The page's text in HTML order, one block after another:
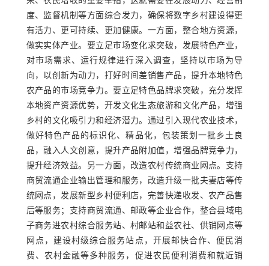
度、监督机制等方面综合发力，确保将数字乡村建设得更
有活力、更可持续、更加健康。一方面，整合地方资源，
做实实体产业。要立足市场变化求突破，发展特色产业，
对市场需求、运行规律进行深入调查，坚持以市场为导
向，以创新为动力，打好时间差销售产品，提升本地特色
农产品的市场竞争力。要立足特色品牌求突破，充分发挥
本地资产资源优势，开发文化生态旅游和文化产品，增强
乡村的文化吸引力和经济潜力。通过引入现代农业技术，
做好特色产品的标识化、精品化，包装策划一批乡土良
品，融入人文创意，提升产品附加值，增强品牌竞争力，
提升经济效益。另一方面，改造农村传统商业网点。支持
商贸流通企业输出管理和服务，改造升级一批夫妻店等传
统网点，发展新型乡村便利店，完善快递收发、农产品售
后等服务；支持商贸流通、邮政等企业合作，整合县域电
子商务进农村综合服务站、村邮站和益农社、供销网点等
网点，建设村级综合服务站点，开展邮快合作、便民消
费、农村金融等多种服务，促进农民便利消费和就近销